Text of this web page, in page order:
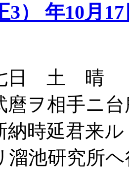
3） 年10月
日 土 晴
ヲ相手ニ
納時延君来
溜池研究所